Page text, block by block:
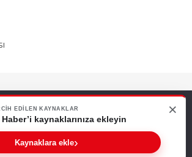
|WordPress Haber Teması
en iyi deneyimi sunabilmemiz için çerezleri
kullanmaya devam ederseniz, bunu kabul
ettiğinizi varsayarız.
Tamam
EDILEN KAYNAKLAR
Haber’i kaynaklarınıza ekleyin
Kaynaklara ekle›
×